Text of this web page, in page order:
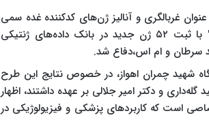
غربالگری و آنالیز ژن‌های کدکننده غده سمی
عقرب ایرانی ادونتوبوتوس دوریه از طریق ساخت کتابخانه "cDNA" با ثبت ۵۲ ژن جدید در بانک داده‌های ژنتیکی
سرطان و ام‌ اس،دفاع شد.
شهید چمران اهواز، در خصوص نتایج این طرح
گله‌داری و دکتر امیر جلالی بر عهده داشتند، اظهار
است که کاربردهای پزشکی و فیزیولوژیکی در